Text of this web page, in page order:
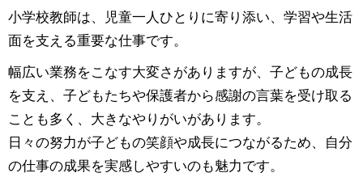
小学校教師は、児童一人ひとりに寄り添い、学習や生活
面を支える重要な仕事です。
幅広い業務をこなす大変さがありますが、子どもの成長
を支え、子どもたちや保護者から感謝の言葉を受け取る
ことも多く、大きなやりがいがあります。
日々の努力が子どもの笑顔や成長につながるため、自分
の仕事の成果を実感しやすいのも魅力です。